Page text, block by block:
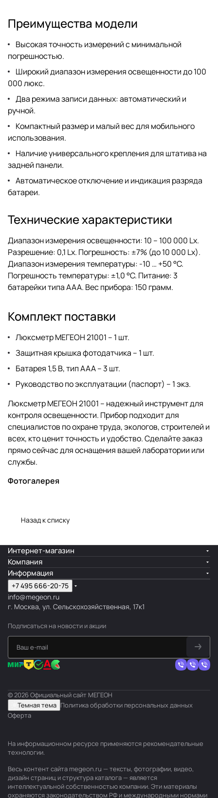
Преимущества модели
Высокая точность измерений с минимальной
погрешностью.
Широкий диапазон измерения освещенности до 100
000 люкс.
Два режима записи данных: автоматический и
ручной.
Компактный размер и малый вес для мобильного
использования.
Наличие универсального крепления для штатива на
задней панели.
Автоматическое отключение и индикация разряда
батареи.
Технические характеристики
Диапазон измерения освещенности: 10 – 100 000 Lx.
Разрешение: 0,1 Lx. Погрешность: ±7% (до 10 000 Lx).
Диапазон измерения температуры: -10 … +50 °C.
Погрешность температуры: ±1,0 °C. Питание: 3
батарейки типа ААА. Вес прибора: 150 грамм.
Комплект поставки
Люксметр МЕГЕОН 21001 – 1 шт.
Защитная крышка фотодатчика – 1 шт.
Батарея 1,5 В, тип ААА – 3 шт.
Руководство по эксплуатации (паспорт) – 1 экз.
Люксметр МЕГЕОН 21001 – надежный инструмент для
контроля освещенности. Прибор подходит для
специалистов по охране труда, экологов, строителей и
всех, кто ценит точность и удобство. Сделайте заказ
прямо сейчас для оснащения вашей лаборатории или
службы.
Фотогалерея
Назад к списку
Интернет-магазин
Компания
Информация
+7 495 666-20-75
info@megeon.ru
г. Москва, ул. Сельскохозяйственная, 17к1
Подписаться на новости и акции
© 2026 Официальный сайт МЕГЕОН
Темная тема Политика обработки персональных данных
Оферта
На информационном ресурсе применяются рекомендательные
технологии.
Весь контент сайта megeon.ru — тексты, фотографии, видео,
дизайн страниц и структура каталога — является
интеллектуальной собственностью компании. Эти материалы
охраняются законодательством РФ и международными нормами